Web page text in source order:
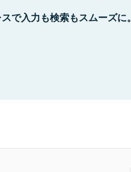
で入力も検索もスムーズに。